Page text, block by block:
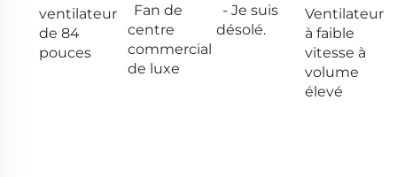
ventilateur
de 84
pouces
Fan de
centre
commercial
de luxe
- Je suis
désolé.
Ventilateur
à faible
vitesse à
volume
élevé